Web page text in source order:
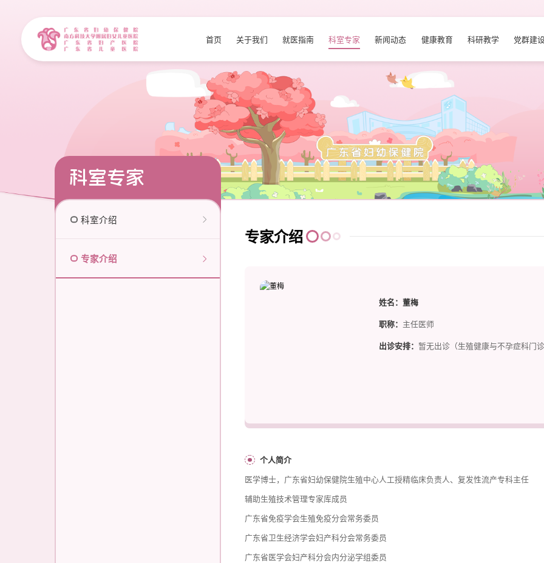
首页 关于我们 就医指南 科室专家 新闻动态 健康教育 科研教学 党群建
科室介绍
专家介绍
科室专家
专家介绍
姓名： 董梅
职称： 主任医师
出诊安排： 暂无出诊（生殖健康与不孕症科门
个人简介
医学博士，广东省妇幼保健院生殖中心人工授精临床负责人、复发性流产专科主任
辅助生殖技术管理专家库成员
广东省免疫学会生殖免疫分会常务委员
广东省卫生经济学会妇产科分会常务委员
广东省医学会妇产科分会内分泌学组委员